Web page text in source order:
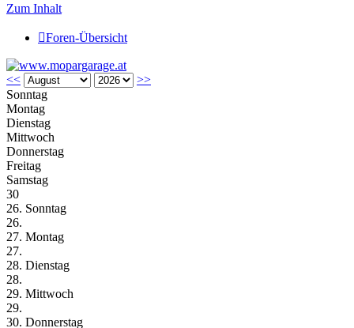
Zum Inhalt
Foren-Übersicht
<<
>>
Sonntag
Montag
Dienstag
Mittwoch
Donnerstag
Freitag
Samstag
30
26. Sonntag
26.
27. Montag
27.
28. Dienstag
28.
29. Mittwoch
29.
30. Donnerstag